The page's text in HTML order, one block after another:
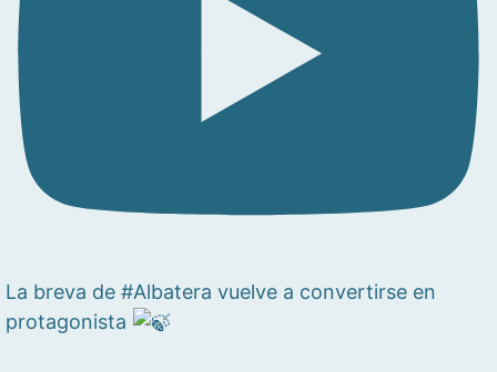
La breva de #Albatera vuelve a convertirse en
protagonista